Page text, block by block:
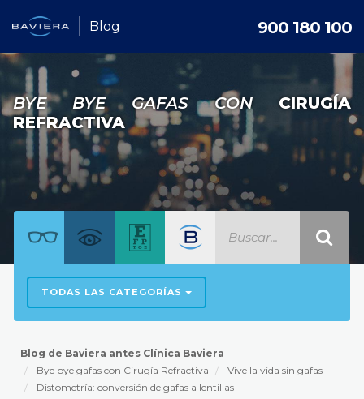
Blog 900 180 100
BYE BYE GAFAS CON CIRUGÍA
REFRACTIVA
TODAS LAS CATEGORÍAS
Blog de Baviera antes Clínica Baviera
Bye bye gafas con Cirugía Refractiva
Vive la vida sin gafas
Distometría: conversión de gafas a lentillas